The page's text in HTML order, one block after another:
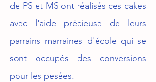
de PS et MS ont réalisés ces cakes
avec l'aide précieuse de leurs
parrains marraines d'école qui se
sont occupés des conversions
pour les pesées.